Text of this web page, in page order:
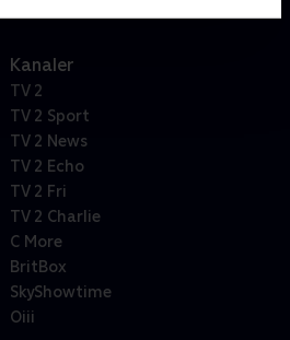
Kanaler
TV 2
TV 2 Sport
TV 2 News
TV 2 Echo
TV 2 Fri
TV 2 Charlie
C More
BritBox
SkyShowtime
Oiii